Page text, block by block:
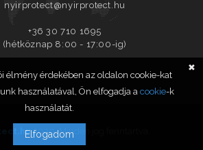
nyirprotect@nyirprotect.hu
+36 30 710 1695
(hétköznap 8:00 - 17:00-ig)
2020. Minden jog fenntartva.
élmény érdekében az oldalon cookie-kat
használatával, Ön elfogadja a cookie-k
használatát.
Elfogadom
✖